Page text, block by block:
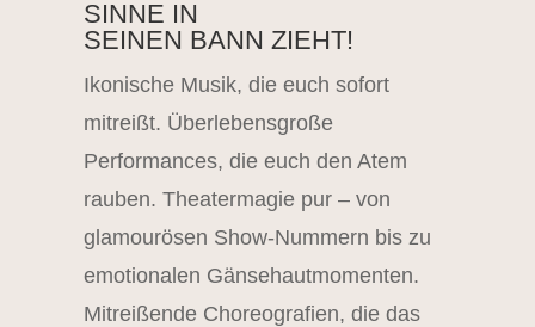
SINNE IN
SEINEN BANN ZIEHT!
Ikonische Musik, die euch sofort
mitreißt. Überlebensgroße
Performances, die euch den Atem
rauben. Theatermagie pur – von
glamourösen Show-Nummern bis zu
emotionalen Gänsehautmomenten.
Mitreißende Choreografien, die das